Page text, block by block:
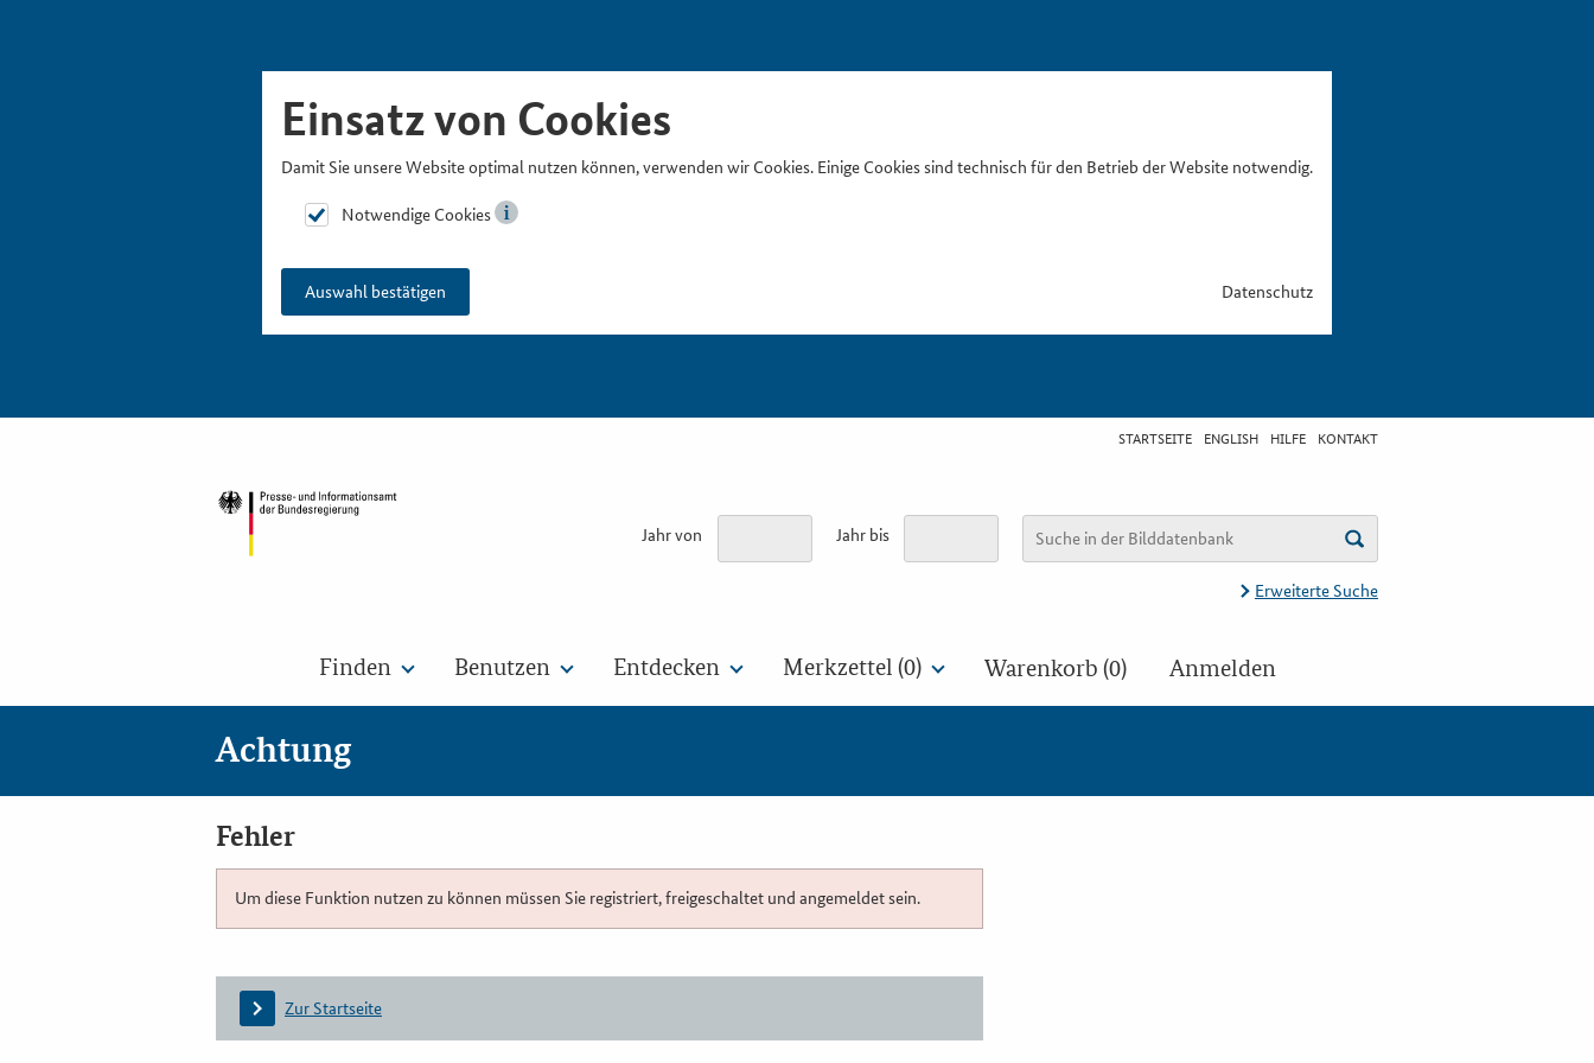
Einsatz von Cookies
Damit Sie unsere Website optimal nutzen können, verwenden wir Cookies. Einige Cookies sind technisch für den Betrieb der Website notwendig.
Notwendige Cookies
Auswahl bestätigen Datenschutz
STARTSEITE ENGLISH HILFE KONTAKT
Jahr von Jahr bis
Erweiterte Suche
Finden Benutzen Entdecken Merkzettel (0) Warenkorb (0) Anmelden
Achtung
Fehler
Um diese Funktion nutzen zu können müssen Sie registriert, freigeschaltet und angemeldet sein.
Zur Startseite